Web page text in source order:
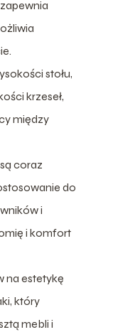
stołu,
krzeseł,
między
coraz
do
i
i komfort
na estetykę
który
mebli i